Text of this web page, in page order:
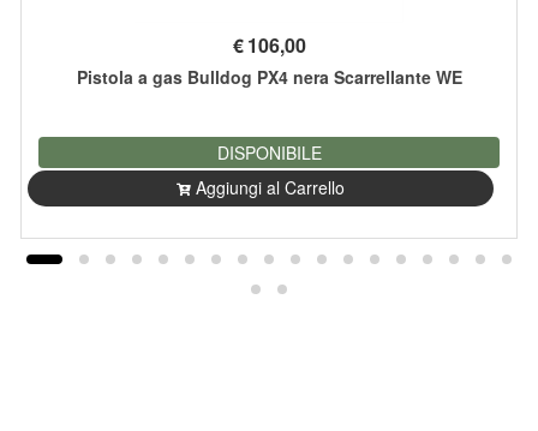
€106,00
Pistola a gas Bulldog PX4 nera Scarrellante WE
DISPONIBILE
Aggiungi al Carrello